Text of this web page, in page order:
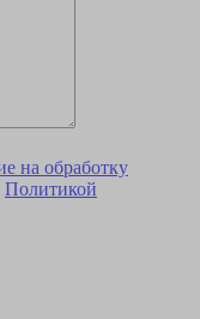
на обработку
Политикой